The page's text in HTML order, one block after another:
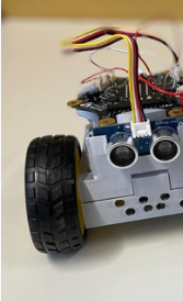
ersten
Platz
beim
Student
Design
Contest
der
Konferenz
“SLERD
2026”